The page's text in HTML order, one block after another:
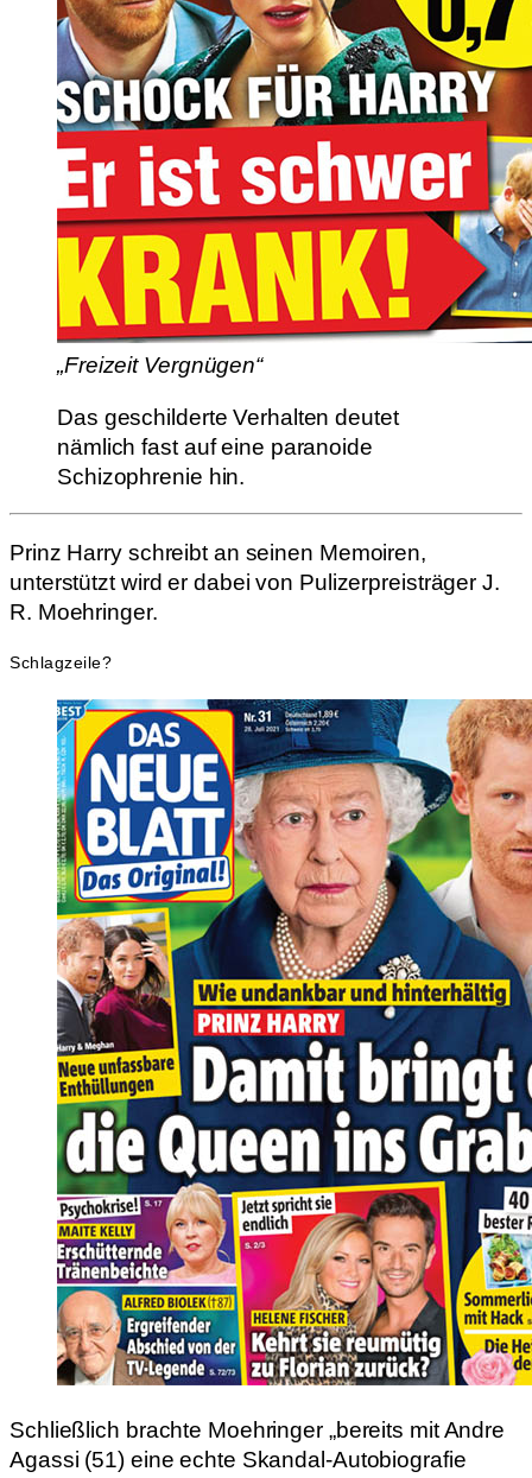
„Freizeit Vergnügen“
Das geschilderte Verhalten deutet
nämlich fast auf eine paranoide
Schizophrenie hin.
Prinz Harry schreibt an seinen Memoiren,
unterstützt wird er dabei von Pulizerpreisträger J.
R. Moehringer.
Schlagzeile?
Schließlich brachte Moehringer „bereits mit Andre
Agassi (51) eine echte Skandal-Autobiografie